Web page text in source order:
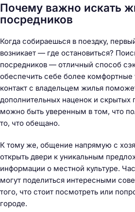
Почему важно искать
посредников
Когда собираешься в поездку,
возникает — где остановиться?
посредников — отличный способ
обеспечить себе более
контакт с владельцем жилья
дополнительных наценок и скрытых
можно быть уверенным в том, что
то, что обещано.
К тому же, общение напрямую с
открыть двери к уникальным
информации о местной культуре.
могут поделиться интересными
того, что стоит посмотреть или
городе.